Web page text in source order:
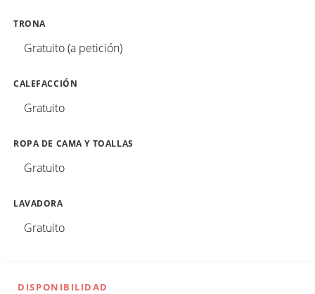
TRONA
Gratuito (a petición)
CALEFACCIÓN
Gratuito
ROPA DE CAMA Y TOALLAS
Gratuito
LAVADORA
Gratuito
DISPONIBILIDAD